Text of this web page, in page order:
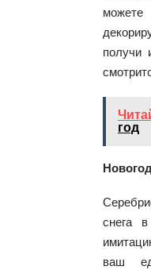
получи
год
снега
ваш